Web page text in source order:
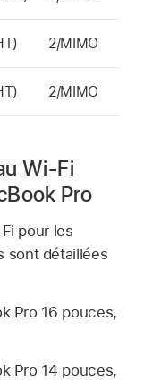
2/MIMO
2/MIMO
Wi-Fi
Pro
pour les
sont détaillées
Pro 16 pouces,
Pro 14 pouces,